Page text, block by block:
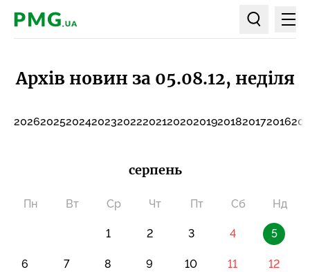
PMG.ua
Пошук по
Архів новин за 05.08.12, неділя
20262025202420232022202120202019201820172016
серпень
Пн Вт Ср Чт Пт Сб Нд
1 2 3 4 5
6 7 8 9 10 11 12